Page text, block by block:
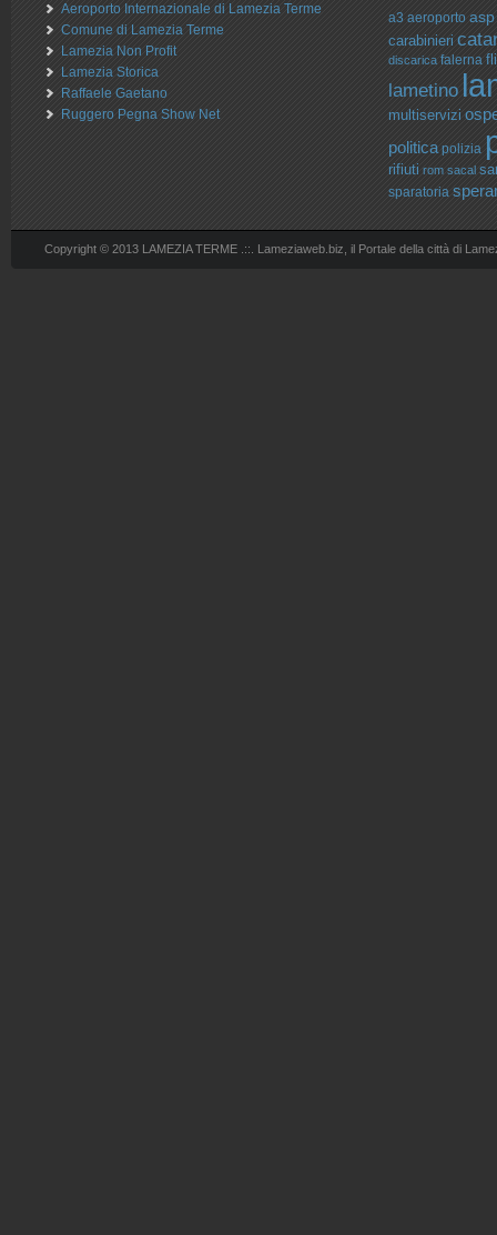
Aeroporto Internazionale di Lamezia Terme
Comune di Lamezia Terme
Lamezia Non Profit
Lamezia Storica
Raffaele Gaetano
Ruggero Pegna Show Net
a3 aeroporto asp
carabinieri
discarica falerna fli
lametino
multiservizi
politica polizia
rifiuti rom sacal
sparatoria
Copyright © 2013 LAMEZIA TERME .::. Lameziaweb.biz, il Portale della città di